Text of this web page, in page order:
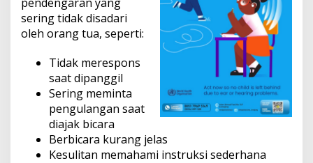
sering tidak disadari
oleh orang tua, seperti:
Tidak merespons
saat dipanggil
Sering meminta
pengulangan saat
diajak bicara
Berbicara kurang jelas
Kesulitan memahami instruksi sederhana